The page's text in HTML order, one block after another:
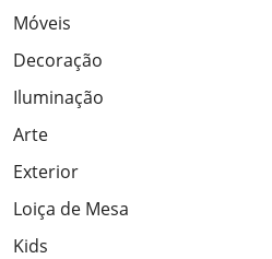
Móveis
Decoração
Iluminação
Arte
Exterior
Loiça de Mesa
Kids